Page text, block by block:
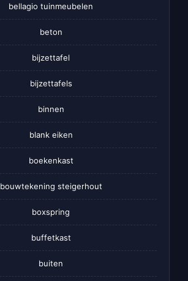
bellagio tuinmeubelen
beton
bijzettafel
bijzettafels
binnen
blank eiken
boekenkast
bouwtekening steigerhout
boxspring
buffetkast
buiten